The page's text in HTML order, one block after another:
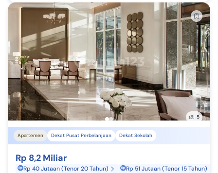
5
Apartemen Dekat Pusat Perbelanjaan Dekat Sekolah
Rp 8,2 Miliar
Rp 40 Jutaan (Tenor 20 Tahun) Rp 51 Jutaan (Tenor 15 Tahun)